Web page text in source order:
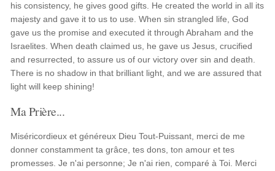
his consistency, he gives good gifts. He created the world in all its
majesty and gave it to us to use. When sin strangled life, God
gave us the promise and executed it through Abraham and the
Israelites. When death claimed us, he gave us Jesus, crucified
and resurrected, to assure us of our victory over sin and death.
There is no shadow in that brilliant light, and we are assured that
light will keep shining!
Ma Prière...
Miséricordieux et généreux Dieu Tout-Puissant, merci de me
donner constamment ta grâce, tes dons, ton amour et tes
promesses. Je n'ai personne; Je n'ai rien, comparé à Toi. Merci